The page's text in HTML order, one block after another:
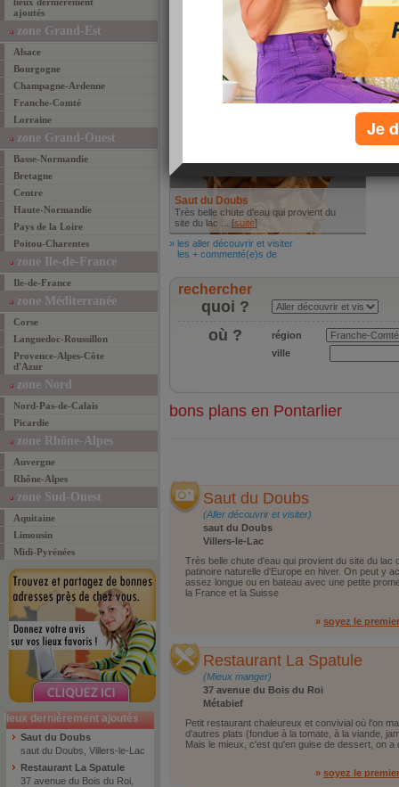
ajoutés
zone Grand-Est
Alsace
Bourgogne
Champagne-Ardenne
Franche-Comté
Lorraine
zone Grand-Ouest
Basse-Normandie
Bretagne
Centre
Haute-Normandie
Pays de la Loire
Poitou-Charentes
zone Ile-de-France
Ile-de-France
zone Méditerranée
Corse
Languedoc-Roussillon
Provence-Alpes-Côte
d'Azur
zone Nord
Nord-Pas-de-Calais
Picardie
zone Rhône-Alpes
Auvergne
Rhône-Alpes
zone Sud-Ouest
Aquitaine
Limousin
Midi-Pyrénées
lieux dernièrement ajoutés
Saut du Doubs
saut du Doubs, Villers-le-Lac
Restaurant La Spatule
37 avenue du Bois du Roi,
Petit restaurant de campagne super
accueillant entièrement ... [suite]
» les mieux manger
les + commenté(e)s de
3
Aller découvrir et visiter
Saut du Doubs
Très belle chute d'eau qui provient du
site du lac ... [suite]
» les aller découvrir et visiter
les + commenté(e)s de
rechercher
quoi ?
où ?
région
ville
bons plans en Pontarlier
Saut du Doubs
(Aller découvrir et visiter)
saut du Doubs
Villers-le-Lac
Très belle chute d'eau qui provient du site du lac
patinoire naturelle d'Europe en hiver. On peut y
assez longue ou en bateau avec une petite
la France et la Suisse
» soyez le
Restaurant La Spatule
(Mieux manger)
37 avenue du Bois du Roi
Métabief
Petit restaurant chaleureux et convivial où l'on
d'autres plats (fondue à la tomate, à la viande,
Mais le mieux, c'est qu'en guise de dessert, on a
» soyez le
Je